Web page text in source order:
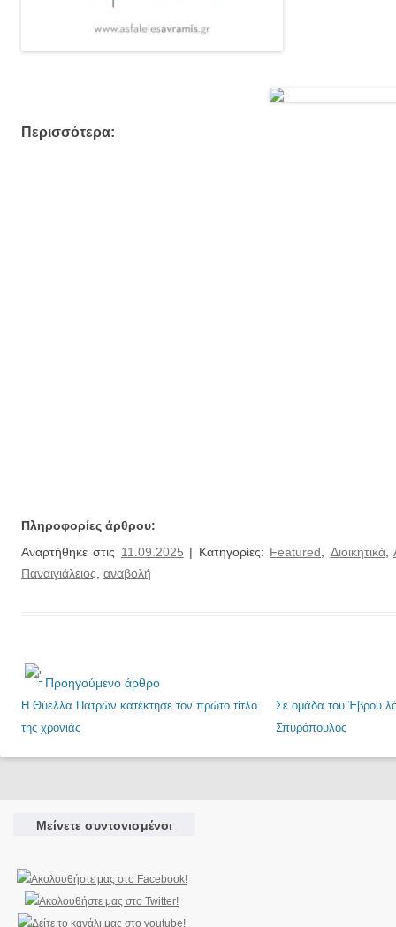
Περισσότερα:
Πληροφορίες άρθρου:
Αναρτήθηκε στις 11.09.2025 | Κατηγορίες: Featured Διοικητικά,
Παναιγιάλειος αναβολή
Προηγούμενο άρθρο
Η Θύελλα Πατρών κατέκτησε τον πρώτο τίτλο
της χρονιάς
Σε ομάδα του Έβρου
Σπυρόπουλος
Μείνετε συντονισμένοι